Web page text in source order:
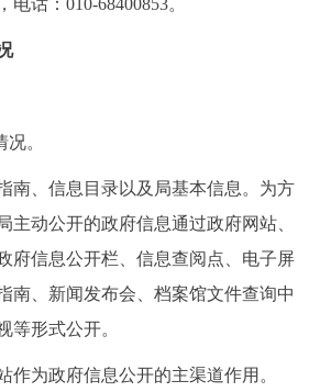
在线访谈 图说互动
十六区概览
话：010-68400853。
。
、信息目录以及局基本信息。为方
主动公开的政府信息通过政府网站、
府信息公开栏、信息查阅点、电子屏
南、新闻发布会、档案馆文件查询中
等形式公开。
为政府信息公开的主渠道作用。